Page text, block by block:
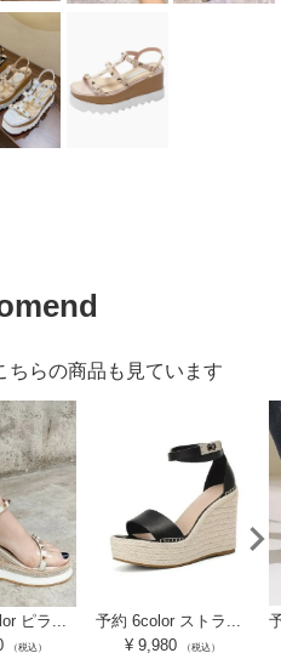
ちらの商品も見ています
ピラ...
（税込）
予約 6color ストラ...
¥ 9,980 （税込）